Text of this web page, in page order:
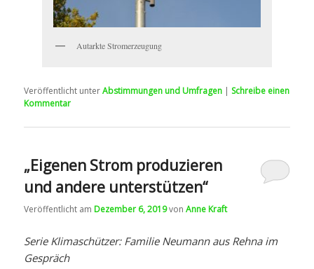
Autarkte Stromerzeugung
Veröffentlicht unterAbstimmungen und Umfragen | Schreibe einen
Kommentar
„Eigenen Strom produzieren
und andere unterstützen“
Veröffentlicht am Dezember 6, 2019vonAnne Kraft
Serie Klimaschützer: Familie Neumann aus Rehna im
Gespräch